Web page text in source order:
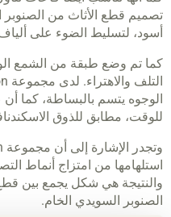
تصميم قطع الأثاث من
أسود، لتسليط الضوء على
كما تم وضع طبقة من الشمع
الوجوه يتسم بالبساطة، كما
للوقت، مطابق للذوق
استلهامها من امتزاج أنماط
والنتيجة هي شكل يجمع بين
الصنوبر السويدي الخام.